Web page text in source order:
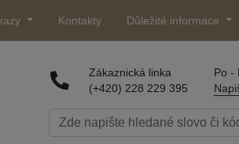
Kontakty Důležité informace
Zákaznická linka
(+420) 228 229 395
Po -